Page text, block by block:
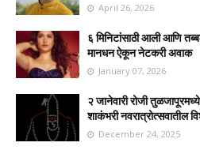
April 26, 2026
६ मिनिटांसाठी आली आणि
मानधन ऐकून नेटकरी अवाक
January 07, 2026
२ जानेवारी रोजी
शाकंभरी नवरात्रोत्सवातील
December 24, 2025